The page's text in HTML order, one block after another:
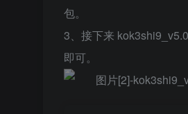
包。
3、接下来
即可。